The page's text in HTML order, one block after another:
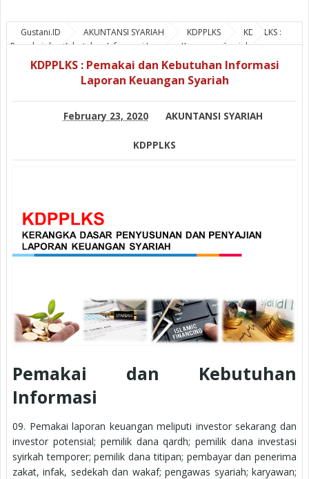
Gustani.ID AKUNTANSI SYARIAH KDPPLKS
KDPPLKS :
Pemakai dan Kebutuhan Informasi Laporan Keuangan Syariah
KDPPLKS : Pemakai dan Kebutuhan Informasi
Laporan Keuangan Syariah
February 23, 2020 AKUNTANSI SYARIAH
KDPPLKS
Pemakai dan Kebutuhan
Informasi
09. Pemakai laporan keuangan meliputi investor sekarang dan
investor potensial; pemilik dana qardh; pemilik dana investasi
syirkah temporer; pemilik dana titipan; pembayar dan penerima
zakat, infak, sedekah dan wakaf; pengawas syariah; karyawan;